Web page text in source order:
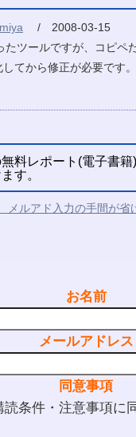
/ 2008-03-15
たツールですが、コピペ
てから修正が必要です
料レポート(電子書籍
す。
メルアド入力の手間が省
お名前
メールアドレス
同意事項
読条件・注意事項に